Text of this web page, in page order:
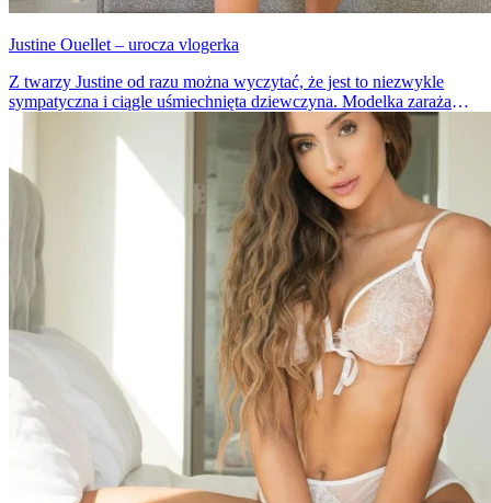
Justine Ouellet – urocza vlogerka
Z twarzy Justine od razu można wyczytać, że jest to niezwykle
sympatyczna i ciągle uśmiechnięta dziewczyna. Modelka zaraża
pozytywną energią swoich fanów na Instagramie i Youtube.